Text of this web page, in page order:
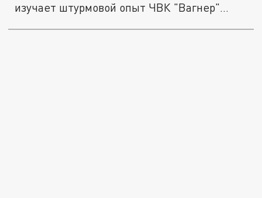
изучает штурмовой опыт ЧВК "Вагнер"...